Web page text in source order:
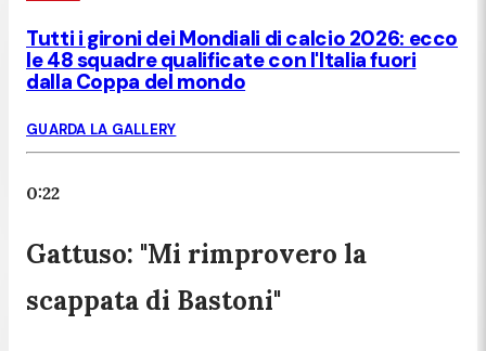
Tutti i gironi dei Mondiali di calcio 2026: ecco
le 48 squadre qualificate con l'Italia fuori
dalla Coppa del mondo
GUARDA LA GALLERY
0:22
Gattuso: "Mi rimprovero la
scappata di Bastoni"